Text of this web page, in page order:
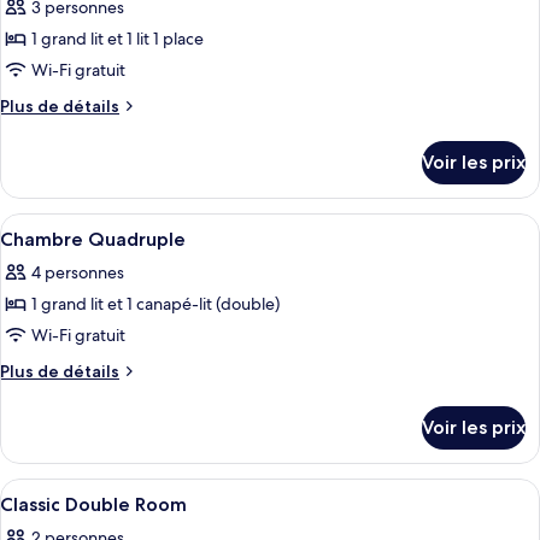
Chambre
Simple
les
photos
pour
ce
chambre :
Chambre
Triple
3 personnes
1 grand lit et 1 lit 1 place
Wi-Fi gratuit
Plus de détails
Plus
le
type
de
Chambre
Triple
Voir les prix
Afficher
toutes
les
photos
pour
ce
chambre :
Chambre
Quadruple
Une chambre d’hôtel avec un
4
Chambre Quadruple
4 personnes
1 grand lit et 1 canapé-lit (double)
Wi-Fi gratuit
Plus de détails
Plus
le
type
de
Voir les prix
Afficher
toutes
Une chambre d’hôtel avec un lit, un
14
Classic Double Room